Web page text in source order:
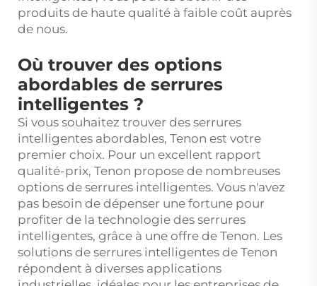
produits de haute qualité à faible coût auprès
de nous.
Où trouver des options
abordables de serrures
intelligentes ?
Si vous souhaitez trouver des serrures
intelligentes abordables, Tenon est votre
premier choix. Pour un excellent rapport
qualité-prix, Tenon propose de nombreuses
options de serrures intelligentes. Vous n'avez
pas besoin de dépenser une fortune pour
profiter de la technologie des serrures
intelligentes, grâce à une offre de Tenon. Les
solutions de serrures intelligentes de Tenon
répondent à diverses applications